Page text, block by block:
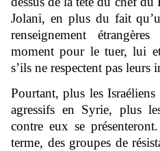
Jolani, en plus du fait
renseignement
moment pour le tuer, lui et
s’ils ne respectent pas leurs
Pourtant, plus les
agressifs en Syrie, plus
contre eux se
terme, des groupes de